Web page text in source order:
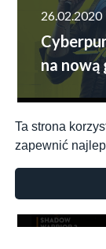
Ta strona
zapewnić
26.02.2020
na nową
Flying Wild Hog
zapowiedzą w
26.02.2020
Flying
grami.